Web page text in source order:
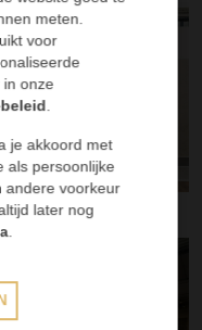
meten.
voor
onze
.
je akkoord met
als persoonlijke
andere voorkeur
later nog
.